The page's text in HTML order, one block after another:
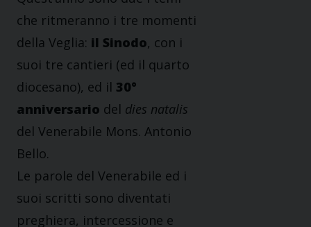
che ritmeranno i tre momenti
della Veglia: il Sinodo, con i
suoi tre cantieri (ed il quarto
diocesano), ed il 30°
anniversario del dies natalis
del Venerabile Mons. Antonio
Bello.
Le parole del Venerabile ed i
suoi scritti sono diventati
preghiera, intercessione e